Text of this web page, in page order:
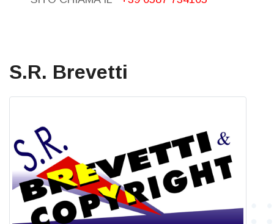
S.R. Brevetti